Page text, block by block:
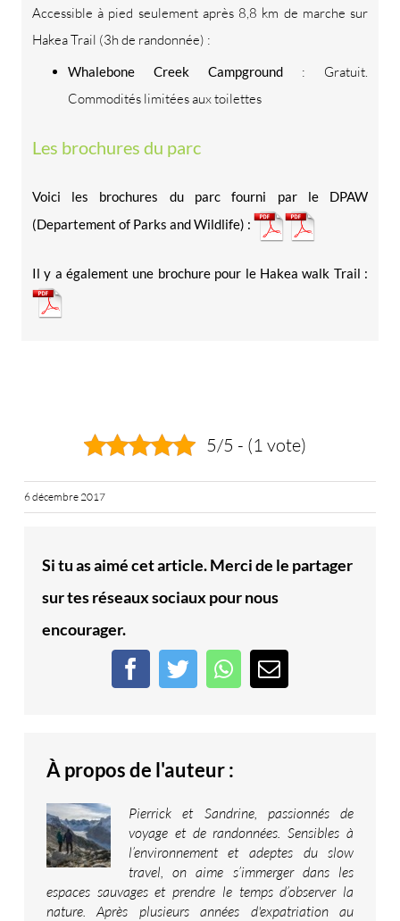
Accessible à pied seulement après 8,8 km de marche sur
Hakea Trail (3h de randonnée) :
Whalebone Creek Campground : Gratuit.
Commodités limitées aux toilettes
Les brochures du parc
Voici les brochures du parc fourni par le DPAW
(Departement of Parks and Wildlife) :
Il y a également une brochure pour le Hakea walk Trail :
5/5 - (1 vote)
6 décembre 2017
Si tu as aimé cet article. Merci de le partager
sur tes réseaux sociaux pour nous
encourager.
Facebook
TwitterWhatsApp
Email
À propos de l'auteur :
Pierrick et Sandrine, passionnés de
voyage et de randonnées. Sensibles à
l’environnement et adeptes du slow
travel, on aime s’immerger dans les
espaces sauvages et prendre le temps d’observer la
nature. Après plusieurs années d'expatriation au